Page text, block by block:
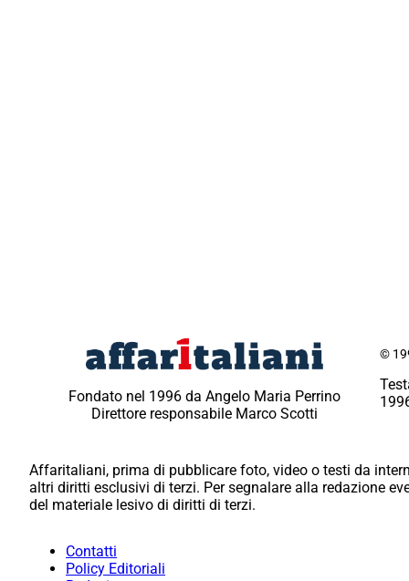
Fondato nel 1996 da Angelo Maria Perrino
Direttore responsabile Marco Scotti
©
Affaritaliani, prima di pubblicare foto, video o testi da
altri diritti esclusivi di terzi. Per segnalare alla redazione
del materiale lesivo di diritti di terzi.
Contatti
Policy Editoriali